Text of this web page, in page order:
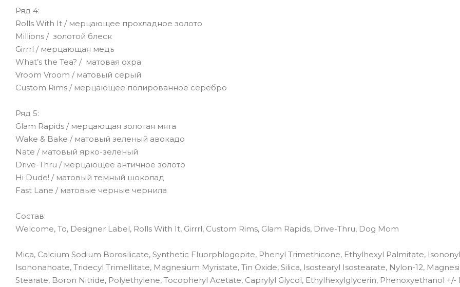
Ряд 4:
Rolls With It / мерцающее прохладное золото
Millions / золотой блеск
Girrrl / мерцающая медь
What’s the Tea? / матовая охра
Vroom Vroom / матовый серый
Custom Rims / мерцающее полированное серебро
Ряд 5:
Glam Rapids / мерцающая золотая мята
Wake & Bake / матовый зеленый авокадо
Nate / матовый ярко-зеленый
Drive-Thru / мерцающее античное золото
Hi Dude! / матовый темный шоколад
Fast Lane / матовые черные чернила
Состав:
Welcome, To, Designer Label, Rolls With It, Girrrl, Custom Rims, Glam Rapids, Drive-Thru, Dog Mom
Mica, Calcium Sodium Borosilicate, Synthetic Fluorphlogopite, Phenyl Trimethicone, Ethylhexyl Palmitate, Isononyl
Isononanoate, Tridecyl Trimellitate, Magnesium Myristate, Tin Oxide, Silica, Isostearyl Isostearate, Nylon-12,
Stearate, Boron Nitride, Polyethylene, Tocopheryl Acetate, Caprylyl Glycol, Ethylhexylglycerin, Phenoxyethanol +/-